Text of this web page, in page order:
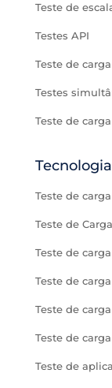
Teste de
Testes API
Teste de
Testes
Teste de
Teste de
Teste de
Teste de
Teste de
Teste de
Teste de
Teste de